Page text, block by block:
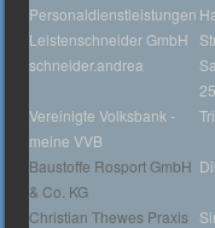
Personaldienstleistungen
Leistenschneider GmbH
schneider.andrea
25
Vereinigte Volksbank -
meine VVB
Baustoffe Rosport GmbH
& Co. KG
Christian Thewes Praxis